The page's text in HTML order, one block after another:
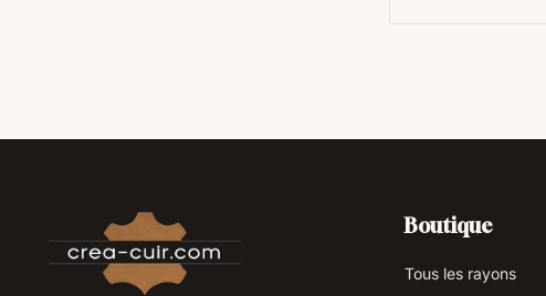
Boutique
Tous les rayons